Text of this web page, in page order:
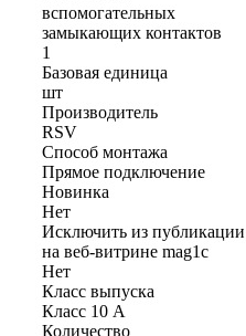
вспомогательных
замыкающих контактов
1
Базовая единица
шт
Производитель
RSV
Способ монтажа
Прямое подключение
Новинка
Нет
Исключить из публикации
на веб-витрине mag1c
Нет
Класс выпуска
Класс 10 A
Количество